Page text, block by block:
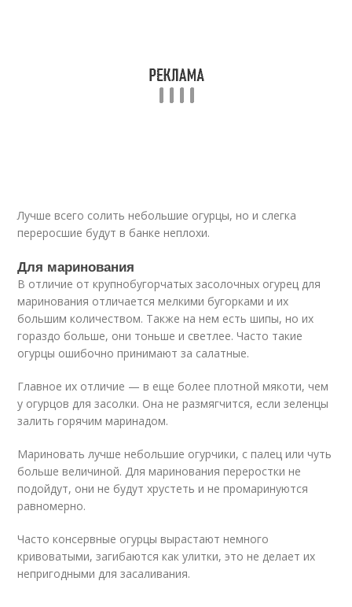
Лучше всего солить небольшие огурцы, но и слегка
переросшие будут в банке неплохи.
Для маринования
В отличие от крупнобугорчатых засолочных огурец для
маринования отличается мелкими бугорками и их
большим количеством. Также на нем есть шипы, но их
гораздо больше, они тоньше и светлее. Часто такие
огурцы ошибочно принимают за салатные.
Главное их отличие — в еще более плотной мякоти, чем
у огурцов для засолки. Она не размягчится, если зеленцы
залить горячим маринадом.
Мариновать лучше небольшие огурчики, с палец или чуть
больше величиной. Для маринования переростки не
подойдут, они не будут хрустеть и не промаринуются
равномерно.
Часто консервные огурцы вырастают немного
кривоватыми, загибаются как улитки, это не делает их
непригодными для засаливания.